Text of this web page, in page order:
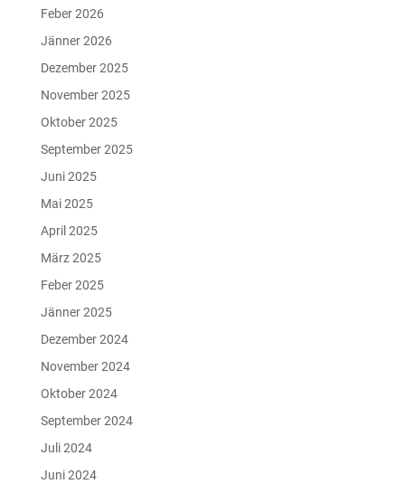
Feber 2026
Jänner 2026
Dezember 2025
November 2025
Oktober 2025
September 2025
Juni 2025
Mai 2025
April 2025
März 2025
Feber 2025
Jänner 2025
Dezember 2024
November 2024
Oktober 2024
September 2024
Juli 2024
Juni 2024